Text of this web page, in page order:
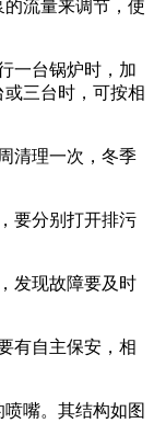
流量来调节，使
一台锅炉时，加
或三台时，可按相
清理一次，冬季
要分别打开排污
发现故障要及时
有自主保安，相
嘴。其结构如图